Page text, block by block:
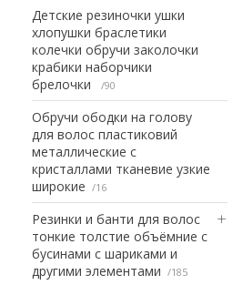
Детские резиночки ушки
хлопушки браслетики
колечки обручи заколочки
крабики наборчики
брелочки
90
Обручи ободки на голову
для волос пластиковий
металлические с
кристаллами тканевие узкие
широкие
16
Резинки и банти для волос
тонкие толстие объёмние с
бусинами с шариками и
другими элементами
185